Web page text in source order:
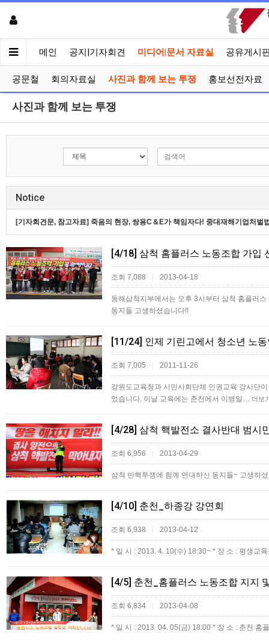
메인 공지|기자회견 미디어|문서 자료실 공유게시
공문철 회의자료실 사진과 함께 보는 투쟁 홍보선전자료
사진과 함께 보는 투쟁
Notice
[기자회견문, 참고자료] 죽음의 현장, 쌍용C＆E가 책임자다! 중대재해기업처벌
[4/18] 삼척 홈플러스 노동조합 가입
조회 7,088 | 2013-04-18
동해삼척지부에서는 오후 3시부터 삼척 홈플러
동지들 고생하셨습니다!!
[11/24] 인제 기린고에서 청소년 노
조회 7,005 | 2011-11-26
강원도교육청과 시민사회단체 인권교육 강사단
었습니다. 이날 교육에는 춘천에서 이병일… 더보
[4/28] 삼척 핵발전소 결사반대 범시
조회 6,956 | 2013-04-29
삼척 반핵투쟁에 함께 연대하신 동지들~ 고생하
[4/10] 춘천_하종강 강연회
조회 6,938 | 2013-04-12
* 일 시 : 2013. 4. 10(수) 18:30~ * 장 소 : 평생교
[4/5] 춘천_홈플러스 노동조합 지지
조회 6,834 | 2013-04-08
* 일 시 : 2013. 04. 05(금) 18:00 * 장 소 : 춘천 홈